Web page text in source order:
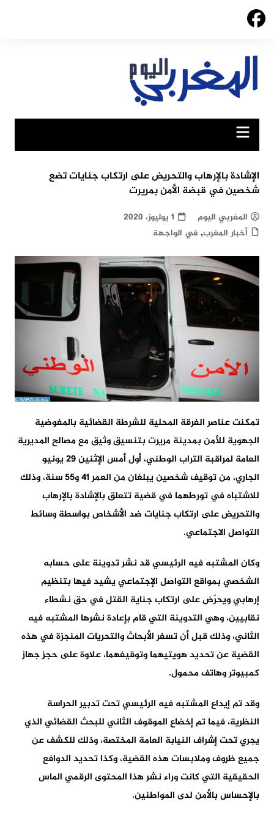
Skip
الإشادة بالإرهاب والتحريض على ارتكاب جنايات تضع
شخصين في قبضة الأمن بمريرت
المغربي اليوم
1 يوليوز، 2020
أخبار المغرب, في الواجهة
تمكنت عناصر الفرقة المحلية للشرطة القضائية بالمفوضية
الجهوية للأمن بمدينة مريرت بتنسيق وثيق مع مصالح المديرية
العامة لمراقبة التراب الوطني، أول أمس الإثنين 29 يونيو
الجاري، من توقيف شخصين يبلغان من العمر 41 و55 سنة، وذلك
للاشتباه في تورطهما في قضية تتعلق بالإشادة بالإرهاب
والتحريض على ارتكاب جنايات ضد الأشخاص بواسطة وسائط
التواصل الاجتماعي.
وكان المشتبه فيه الرئيسي قد نشر تدوينة على حسابه
الشخصي بمواقع التواصل الإجتماعي يشيد فيها بتنظيم
إرهابي ويحرّض على ارتكاب جناية القتل في حق نشطاء
نقابيين، وهي التدوينة التي قام بإعادة نشرها المشتبه فيه
الثاني، وذلك قبل أن تسفر الأبحاث والتحريات المنجزة في هذه
القضية عن تحديد هويتيهما وتوقيفهما، علاوة على حجز جهاز
كمبيوتر وهاتف محمول.
وقد تم إيداع المشتبه فيه الرئيسي تحت تدبير الحراسة
النظرية، فيما تم إخضاع الموقوف الثاني للبحث القضائي الذي
يجري تحت إشراف النيابة العامة المختصة، وذلك للكشف عن
جميع ظروف وملابسات هذه القضية، وكذا تحديد الدوافع
الحقيقية التي كانت وراء نشر هذا المحتوى الرقمي الماس
بالإحساس بالأمن لدى المواطنين.